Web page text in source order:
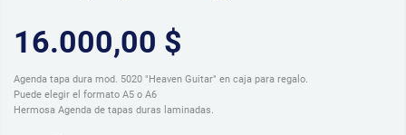
16.000,00 $
Agenda tapa dura mod. 5020 "Heaven Guitar" en caja para regalo.
Puede elegir el formato A5 o A6
Hermosa Agenda de tapas duras laminadas.